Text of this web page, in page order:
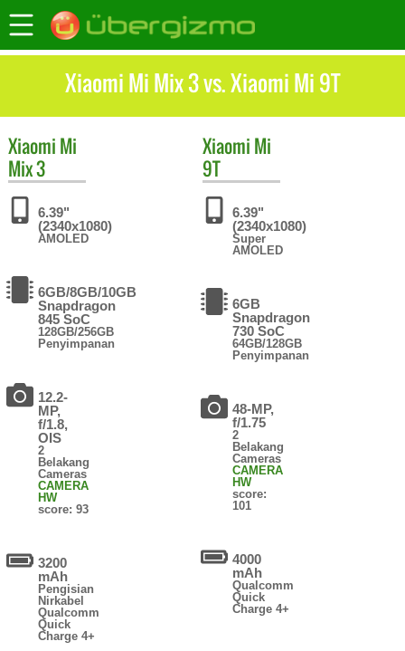
Xiaomi Mi Mix 3 vs. Xiaomi Mi 9T
Xiaomi Mi
Mix 3
6.39"
(2340x1080)
AMOLED
6GB/8GB/10GB
Snapdragon
845 SoC
128GB/256GB
Penyimpanan
12.2-
MP,
f/1.8,
OIS
2
Belakang
Cameras
CAMERA
HW
score: 93
3200
mAh
Pengisian
Nirkabel
Qualcomm
Quick
Charge 4+
Xiaomi Mi
9T
6.39"
(2340x1080)
Super
AMOLED
6GB
Snapdragon
730 SoC
64GB/128GB
Penyimpanan
48-MP,
f/1.75
2
Belakang
Cameras
CAMERA
HW
score:
101
4000
mAh
Qualcomm
Quick
Charge 4+